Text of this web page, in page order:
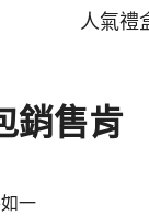
人氣禮
銷售肯
一